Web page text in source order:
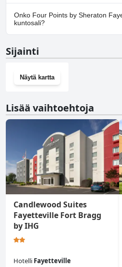
Kyllä, Four Points by Sheraton
pysäköintimahdollisuuden.
Onko Four Points by Sheraton
kuntosali?
kuntosali.
Sijainti
Näytä kartta
Lisää vaihtoehtoja
Candlewood Suites
Fayetteville Fort Bragg
by IHG
Hotelli Fayetteville